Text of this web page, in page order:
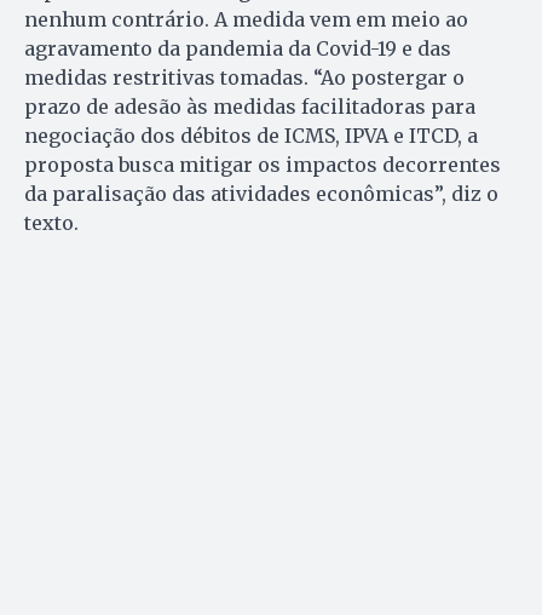
nenhum contrário. A medida vem em meio ao
agravamento da pandemia da Covid-19 e das
medidas restritivas tomadas. “Ao postergar o
prazo de adesão às medidas facilitadoras para
negociação dos débitos de ICMS, IPVA e ITCD, a
proposta busca mitigar os impactos decorrentes
da paralisação das atividades econômicas”, diz o
texto.